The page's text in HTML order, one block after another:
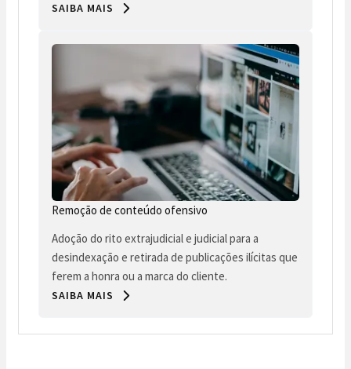
SAIBA MAIS
Remoção de conteúdo ofensivo
Adoção do rito extrajudicial e judicial para a
desindexação e retirada de publicações ilícitas que
ferem a honra ou a marca do cliente.
SAIBA MAIS